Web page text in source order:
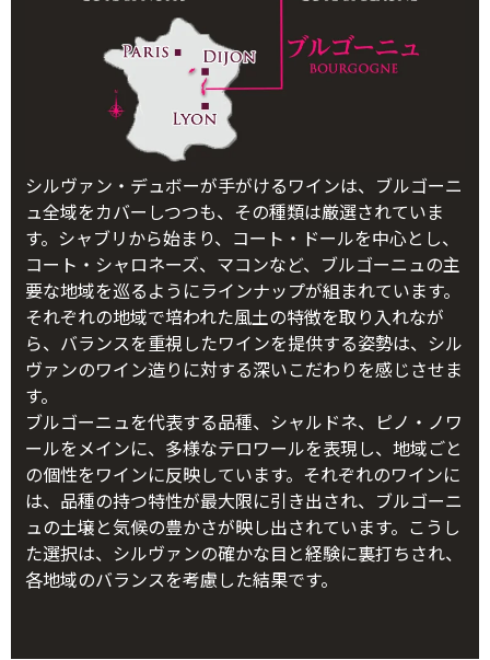
シルヴァン・デュボーが手がけるワインは、ブルゴーニ
ュ全域をカバーしつつも、その種類は厳選されていま
す。シャブリから始まり、コート・ドールを中心とし、
コート・シャロネーズ、マコンなど、ブルゴーニュの主
要な地域を巡るようにラインナップが組まれています。
それぞれの地域で培われた風土の特徴を取り入れなが
ら、バランスを重視したワインを提供する姿勢は、シル
ヴァンのワイン造りに対する深いこだわりを感じさせま
す。
ブルゴーニュを代表する品種、シャルドネ、ピノ・ノワ
ールをメインに、多様なテロワールを表現し、地域ごと
の個性をワインに反映しています。それぞれのワインに
は、品種の持つ特性が最大限に引き出され、ブルゴーニ
ュの土壌と気候の豊かさが映し出されています。こうし
た選択は、シルヴァンの確かな目と経験に裏打ちされ、
各地域のバランスを考慮した結果です。